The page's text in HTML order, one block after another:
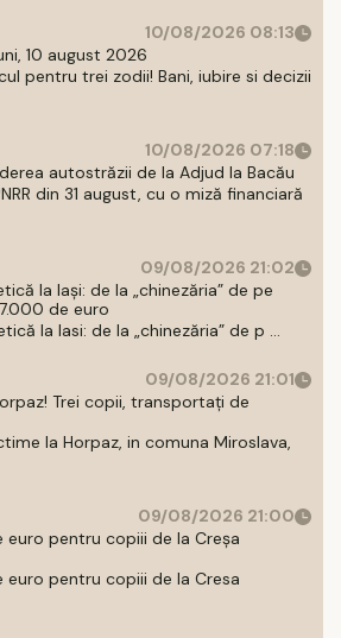
10/08/2026 08:13
10 august 2026
pentru trei zodii! Bani, iubire si decizii
10/08/2026 07:18
autostrăzii de la Adjud la Bacău
din 31 august, cu o miză financiară
09/08/2026 21:02
la Iași: de la „chinezăria” de pe
de euro
la Iasi: de la „chinezăria” de p ...
09/08/2026 21:01
Trei copii, transportați de
la Horpaz, in comuna Miroslava,
09/08/2026 21:00
pentru copiii de la Creșa
pentru copiii de la Cresa